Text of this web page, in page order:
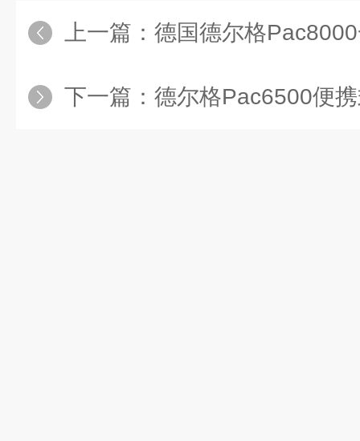
上一篇： 德国德尔格Pac8000一氧化
下一篇： 德尔格Pac6500便携式